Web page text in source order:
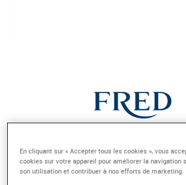
CABLE 1 TOUR CORDERIE
Moyen modèle, embouts acier
En cliquant sur « Accepter tous les cookies », vous
cookies sur votre appareil pour améliorer la navigation
son utilisation et contribuer à nos efforts de marketing.